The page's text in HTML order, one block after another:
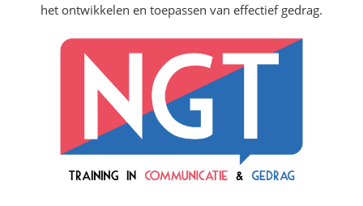
het ontwikkelen en toepassen van effectief gedrag.